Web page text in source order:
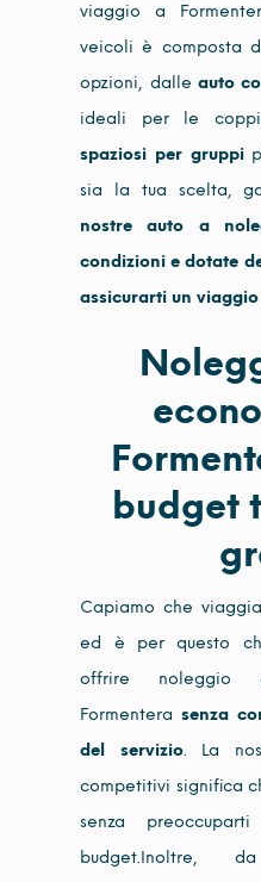
viaggio a
veicoli è composta
opzioni, dalle auto
ideali per le
spaziosi per gruppi
sia la tua scelta,
nostre auto a
condizioni e dotate
assicurarti un
budget
Capiamo che
ed è per questo
offrire noleggio
Formenterasenza
del servizio. La
competitivi significa
senza
budget.Inoltre,